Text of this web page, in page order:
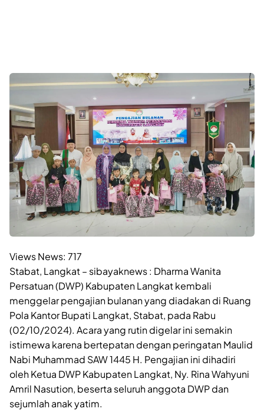
Views News: 717
Stabat, Langkat – sibayaknews : Dharma Wanita
Persatuan (DWP) Kabupaten Langkat kembali
menggelar pengajian bulanan yang diadakan di Ruang
Pola Kantor Bupati Langkat, Stabat, pada Rabu
(02/10/2024). Acara yang rutin digelar ini semakin
istimewa karena bertepatan dengan peringatan Maulid
Nabi Muhammad SAW 1445 H. Pengajian ini dihadiri
oleh Ketua DWP Kabupaten Langkat, Ny. Rina Wahyuni
Amril Nasution, beserta seluruh anggota DWP dan
sejumlah anak yatim.